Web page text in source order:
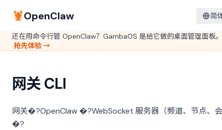
🦞OpenClaw 简
还在用命令行管 OpenClaw？GambaOS 是给它做的桌面管理面板。
抢先体验 →
网关 CLI
网关�?OpenClaw �?WebSocket 服务器（频道、节点、
�?